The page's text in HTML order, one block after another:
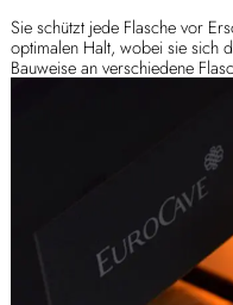
Sie schützt jede Flasche vor
optimalen Halt, wobei sie sich
Bauweise an verschiedene